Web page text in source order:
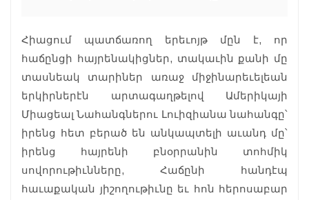
Հիացում պատճառող երեւոյթ մըն է, որ
հաճընցի հայրենակիցներ, տակաւին քանի մը
տասնեակ տարիներ առաջ միջինարեւելեան
երկիրնե­րէն արտագաղթելով Ամերիկայի
Միացեալ Նահանգներու Լուիզիանա նահանգը՝
իրենց հետ բերած են ան­կապտելի աւանդ մը՝
իրենց հայրենի բնօրրանին տոհմիկ
սովորութիւնները, Հաճընի հանդէպ
հաւաքական յիշո­ղութիւնը եւ հոն հերոսաբար